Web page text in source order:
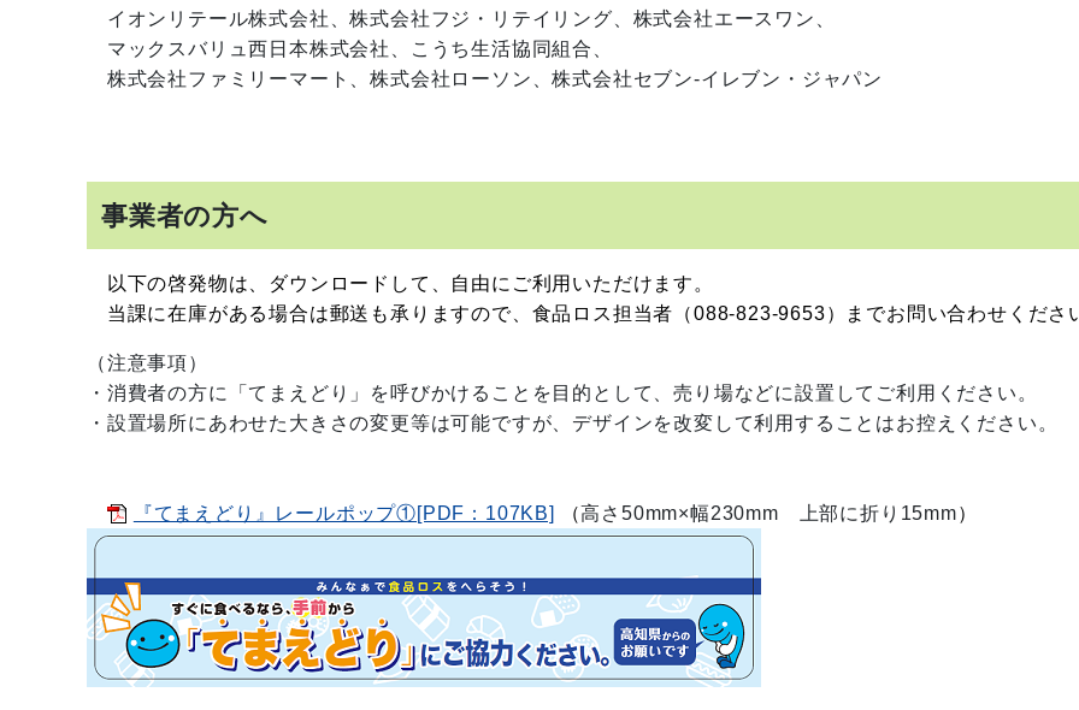
イオンリテール株式会社、株式会社フジ・リテイリング、 株式会社エースワン、
マックスバリュ西日本株式会社、こうち生活協同組合、
株式会社ファミリーマート、株式会社ローソン、株式会社セブン‐イレブン・ジャパン
事業者の方へ
以下の啓発物は、ダウンロードして、自由にご利用いただけます。
当課に在庫がある場合は郵送も承りますので、食品ロス担当者（088-823-9653）までお問い合わせくださ
（注意事項）
・消費者の方に「てまえどり」を呼びかけることを目的として、売り場などに設置してご利用ください。
・設置場所にあわせた大きさの変更等は可能ですが、デザインを改変して利用することはお控えください。
『てまえどり』レールポップ①[PDF：107KB] （高さ50mm×幅230mm 上部に折り15mm）